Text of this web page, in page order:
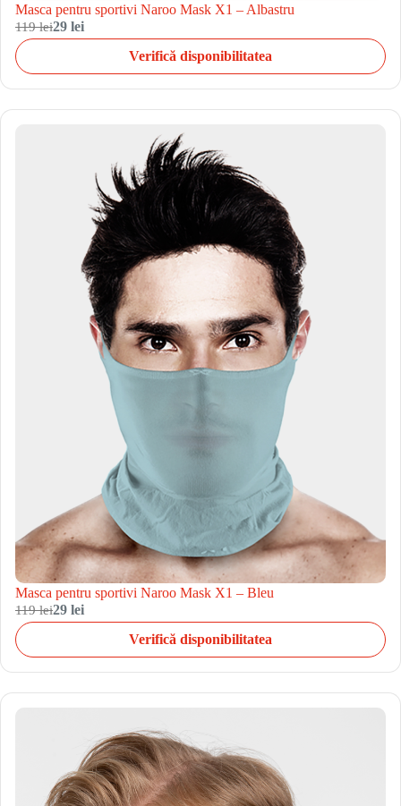
Masca pentru sportivi Naroo Mask X1 – Albastru
119 lei29 lei
Verifică disponibilitatea
Masca pentru sportivi Naroo Mask X1 – Bleu
119 lei29 lei
Verifică disponibilitatea